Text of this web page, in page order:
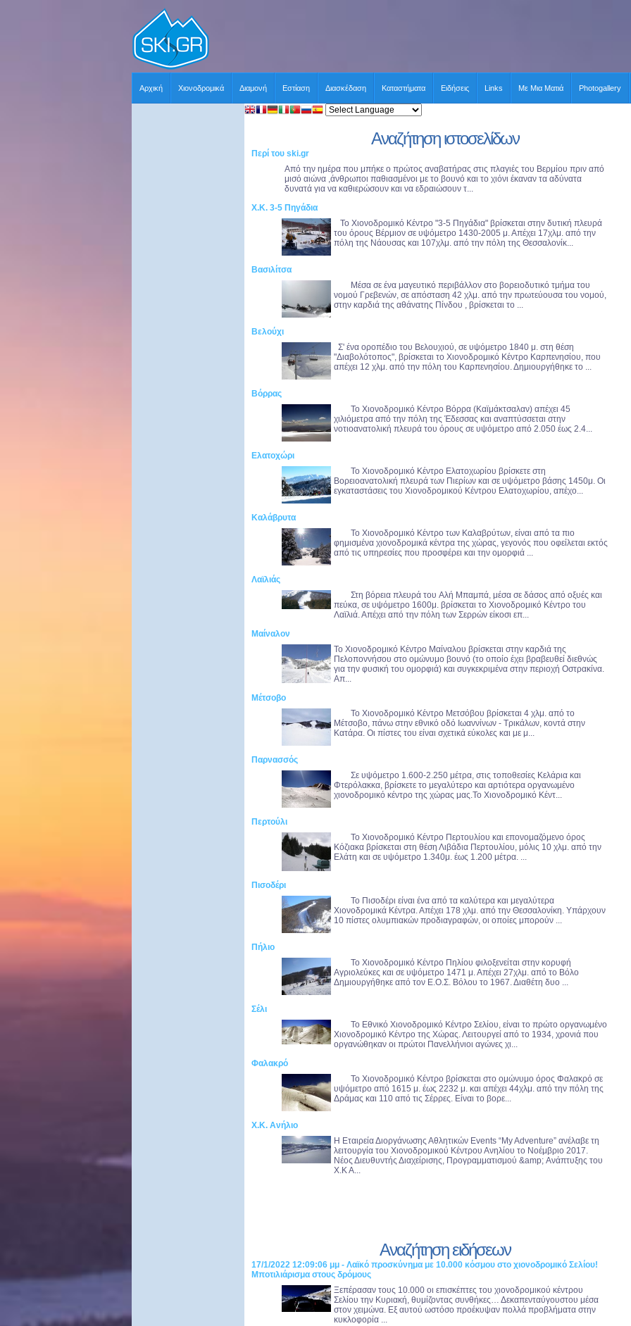
Αρχική Χιονοδρομικά Διαμονή Εστίαση Διασκέδαση Καταστήματα Ειδήσεις Links Με Μια Ματιά Photogallery
Αναζήτηση ιστοσελίδων
Περί του ski.gr
Από την ημέρα που μπήκε ο πρώτος αναβατήρας στις πλαγιές του Βερμίου πριν από
μισό αιώνα ,άνθρωποι παθιασμένοι με το βουνό και το χιόνι έκαναν τα αδύνατα
δυνατά για να καθιερώσουν και να εδραιώσουν τ...
Χ.Κ. 3-5 Πηγάδια
Το Χιονοδρομικό Κέντρο "3-5 Πηγάδια" βρίσκεται στην δυτική πλευρά
του όρους Βέρμιον σε υψόμετρο 1430-2005 μ. Απέχει 17χλμ. από την
πόλη της Νάουσας και 107χλμ. από την πόλη της Θεσσαλονίκ...
Βασιλίτσα
Μέσα σε ένα μαγευτικό περιβάλλον στο βορειοδυτικό τμήμα του
νομού Γρεβενών, σε απόσταση 42 χλμ. από την πρωτεύουσα του νομού,
στην καρδιά της αθάνατης Πίνδου , βρίσκεται το ...
Βελούχι
Σ' ένα οροπέδιο του Βελουχιού, σε υψόμετρο 1840 μ. στη θέση
"Διαβολότοπος", βρίσκεται το Χιονοδρομικό Κέντρο Καρπενησίου, που
απέχει 12 χλμ. από την πόλη του Καρπενησίου. Δημιουργήθηκε το ...
Βόρρας
Το Χιονοδρομικό Κέντρο Βόρρα (Καϊμάκτσαλαν) απέχει 45
χιλιόμετρα από την πόλη της Έδεσσας και αναπτύσσεται στην
νοτιοανατολική πλευρά του όρους σε υψόμετρο από 2.050 έως 2.4...
Ελατοχώρι
Το Χιονοδρομικό Κέντρο Ελατοχωρίου βρίσκετε στη
Βορειοανατολική πλευρά των Πιερίων και σε υψόμετρο βάσης 1450μ. Οι
εγκαταστάσεις του Χιονοδρομικού Κέντρου Ελατοχωρίου, απέχο...
Καλάβρυτα
Το Χιονοδρομικό Κέντρο των Καλαβρύτων, είναι από τα πιο
φημισμένα χιονοδρομικά κέντρα της χώρας, γεγονός που οφείλεται εκτός
από τις υπηρεσίες που προσφέρει και την ομορφιά ...
Λαϊλιάς
Στη βόρεια πλευρά του Aλή Mπαμπά, μέσα σε δάσος από οξυές και
πεύκα, σε υψόμετρο 1600μ. βρίσκεται το Χιονοδρομικό Κέντρο του
Λαϊλιά. Απέχει από την πόλη των Σερρών είκοσι επ...
Μαίναλον
Το Χιονοδρομικό Κέντρο Μαίναλου βρίσκεται στην καρδιά της
Πελοποννήσου στο ομώνυμο βουνό (το οποίο έχει βραβευθεί διεθνώς
για την φυσική του ομορφιά) και συγκεκριμένα στην περιοχή Οστρακίνα.
Απ...
Μέτσοβο
Το Χιονοδρομικό Κέντρο Μετσόβου βρίσκεται 4 χλμ. από το
Μέτσοβο, πάνω στην εθνικό οδό Ιωαννίνων - Τρικάλων, κοντά στην
Κατάρα. Οι πίστες του είναι σχετικά εύκολες και με μ...
Παρνασσός
Σε υψόμετρο 1.600-2.250 μέτρα, στις τοποθεσίες Κελάρια και
Φτερόλακκα, βρίσκετε το μεγαλύτερο και αρτιότερα οργανωμένο
χιονοδρομικό κέντρο της χώρας μας.Το Χιονοδρομικό Κέντ...
Περτούλι
Το Χιονοδρομικό Κέντρο Περτουλίου και επονομαζόμενο όρος
Κόζιακα βρίσκεται στη θέση Λιβάδια Περτουλίου, μόλις 10 χλμ. από την
Ελάτη και σε υψόμετρο 1.340μ. έως 1.200 μέτρα. ...
Πισοδέρι
Το Πισοδέρι είναι ένα από τα καλύτερα και μεγαλύτερα
Χιονοδρομικά Κέντρα. Απέχει 178 χλμ. από την Θεσσαλονίκη. Υπάρχουν
10 πίστες ολυμπιακών προδιαγραφών, οι οποίες μπορούν ...
Πήλιο
Το Χιονοδρομικό Κέντρο Πηλίου φιλοξενείται στην κορυφή
Αγριολεύκες και σε υψόμετρο 1471 μ. Απέχει 27χλμ. από το Βόλο
Δημιουργήθηκε από τον Ε.Ο.Σ. Βόλου το 1967. Διαθέτη δυο ...
Σέλι
Το Εθνικό Χιονοδρομικό Κέντρο Σελίου, είναι το πρώτο οργανωμένο
Χιονοδρομικό Κέντρο της Χώρας. Λειτουργεί από το 1934, χρονιά που
οργανώθηκαν οι πρώτοι Πανελλήνιοι αγώνες χι...
Φαλακρό
Το Χιονοδρομικό Κέντρο βρίσκεται στο ομώνυμο όρος Φαλακρό σε
υψόμετρο από 1615 μ. έως 2232 μ. και απέχει 44χλμ. από την πόλη της
Δράμας και 110 από τις Σέρρες. Eίναι το βορε...
Χ.Κ. Ανήλιο
Η Εταιρεία Διοργάνωσης Αθλητικών Events “My Adventure” ανέλαβε τη
λειτουργία του Χιονοδρομικού Κέντρου Ανηλίου το Νοέμβριο 2017.
Νέος Διευθυντής Διαχείρισης, Προγραμματισμού &amp; Ανάπτυξης του
Χ.Κ Α...
Αναζήτηση ειδήσεων
17/1/2022 12:09:06 μμ - Λαϊκό προσκύνημα με 10.000 κόσμου στο χιονοδρομικό Σελίου!
Μποτιλιάρισμα στους δρόμους
Ξεπέρασαν τους 10.000 οι επισκέπτες του χιονοδρομικού κέντρου
Σελίου την Κυριακή, θυμίζοντας συνθήκες… Δεκαπενταύγουστου μέσα
στον χειμώνα. Εξ αυτού ωστόσο προέκυψαν πολλά προβλήματα στην
κυκλοφορία ...